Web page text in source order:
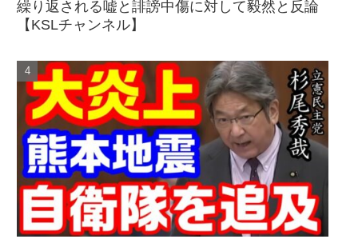
繰り返される嘘と誹謗中傷に対して毅然と反論
【KSLチャンネル】